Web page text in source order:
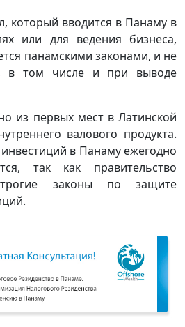
который вводится в Панаму в
или для ведения бизнеса,
панамскими законами, и не
в том числе и при выводе
из первых мест в Латинской
валового продукта.
в Панаму ежегодно
так как правительство
законы по защите